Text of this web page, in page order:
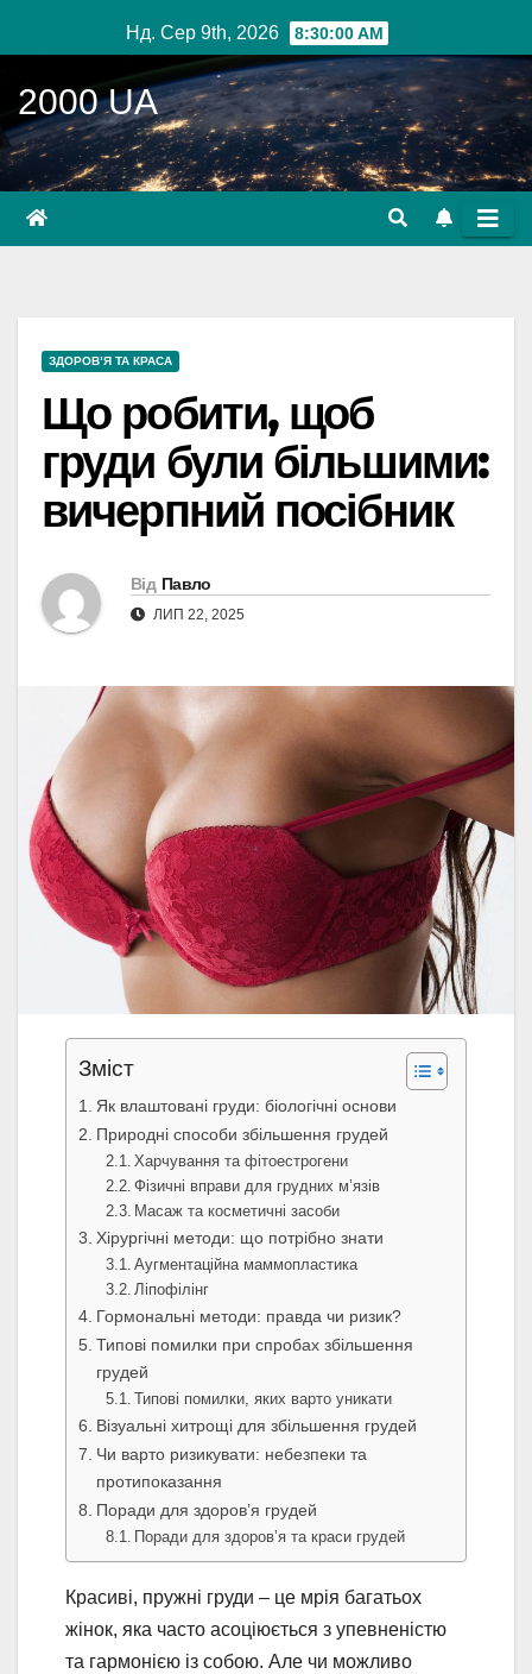
до
вмісту
Нд. Сер 9th, 2026 8:30:01 AM
2000 UA
ЗДОРОВ’Я ТА КРАСА
Що робити, щоб
груди були більшими:
вичерпний посібник
Від Павло
ЛИП 22, 2025
Зміст
Як влаштовані груди: біологічні основи
Природні способи збільшення грудей
Харчування та фітоестрогени
Фізичні вправи для грудних м’язів
Масаж та косметичні засоби
Хірургічні методи: що потрібно знати
Аугментаційна маммопластика
Ліпофілінг
Гормональні методи: правда чи ризик?
Типові помилки при спробах збільшення
грудей
Типові помилки, яких варто уникати
Візуальні хитрощі для збільшення грудей
Чи варто ризикувати: небезпеки та
протипоказання
Поради для здоров’я грудей
Поради для здоров’я та краси грудей
Красиві, пружні груди – це мрія багатьох
жінок, яка часто асоціюється з упевненістю
та гармонією із собою. Але чи можливо